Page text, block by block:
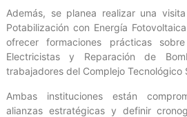
Además, se planea realizar una
Potabilización con Energía
ofrecer formaciones prácticas
Electricistas y Reparación de
trabajadores del Complejo Tecnológico
Ambas instituciones están
alianzas estratégicas y definir